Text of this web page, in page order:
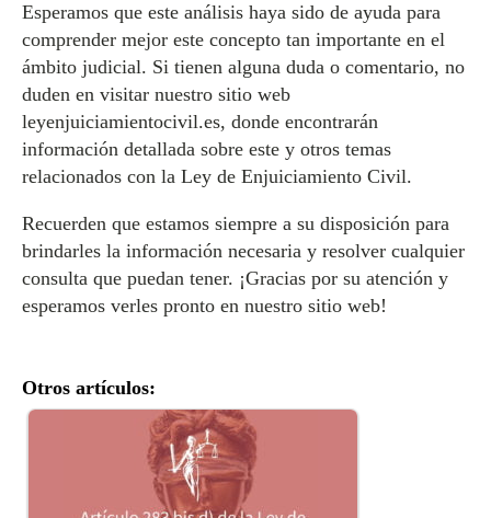
Esperamos que este análisis haya sido de ayuda para
comprender mejor este concepto tan importante en el
ámbito judicial. Si tienen alguna duda o comentario, no
duden en visitar nuestro sitio web
leyenjuiciamientocivil.es, donde encontrarán
información detallada sobre este y otros temas
relacionados con la Ley de Enjuiciamiento Civil.
Recuerden que estamos siempre a su disposición para
brindarles la información necesaria y resolver cualquier
consulta que puedan tener. ¡Gracias por su atención y
esperamos verles pronto en nuestro sitio web!
Otros artículos: